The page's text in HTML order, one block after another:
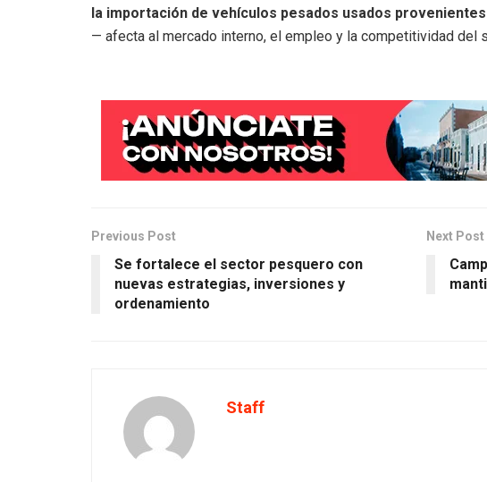
la importación de vehículos pesados usados
— afecta al mercado interno, el empleo y la competitividad del
Previous Post
Se fortalece el sector pesquero con
nuevas estrategias, inversiones y
ordenamiento
Next Post
Staff